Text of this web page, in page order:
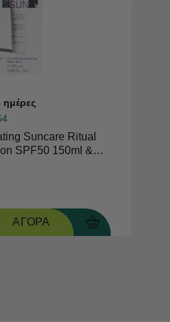
Suncare Ritual
SPF50 150ml &
ΑΓΟΡΑ